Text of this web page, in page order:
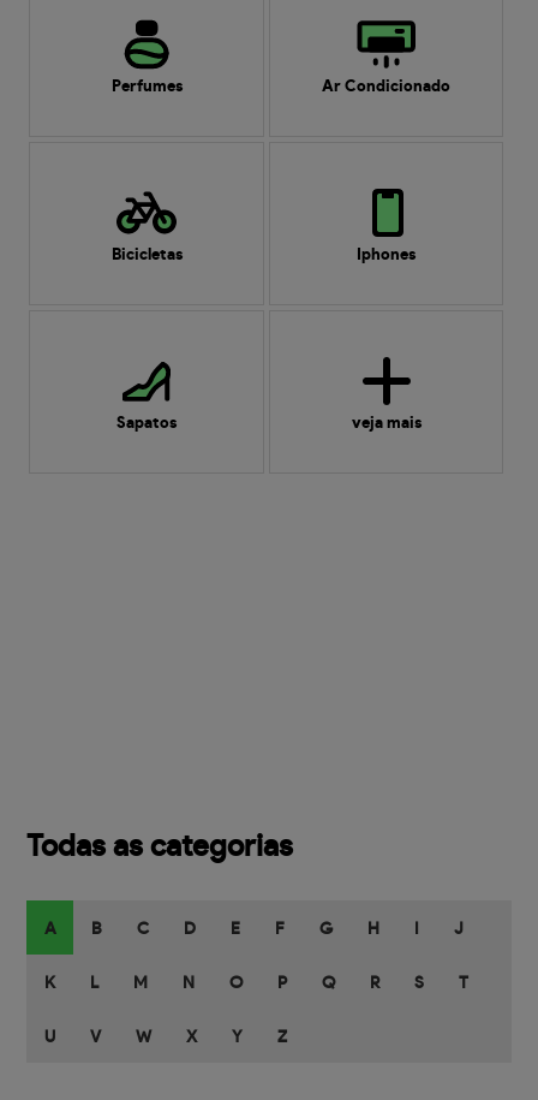
Perfumes Ar Condicionado
Bicicletas Iphones
Sapatos veja mais
Todas as categorias
A B C D E F G H J
K L M N O P Q R S T
U V W X Y Z